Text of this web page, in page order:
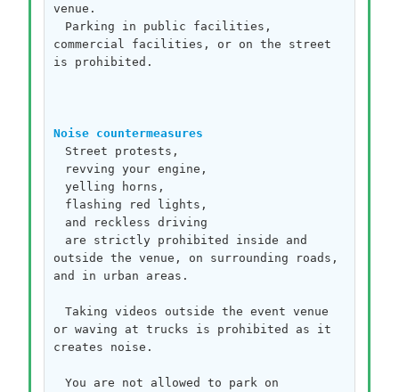
venue.
Parking in public facilities,
commercial facilities, or on the street
is prohibited.
Noise countermeasures
Street protests,
revving your engine,
yelling horns,
flashing red lights,
and reckless driving
are strictly prohibited inside and
outside the venue, on surrounding roads,
and in urban areas.
Taking videos outside the event venue
or waving at trucks is prohibited as it
creates noise.
You are not allowed to park on